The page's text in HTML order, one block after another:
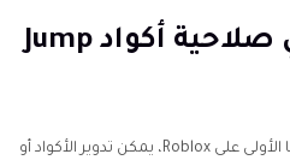
الجزء 5: هل تنتهي صلاحية أكواد Jump
بينما لا تزال Jump Stars في مراحلها الأولى على Roblox، يمكن تدوير الأكواد أو